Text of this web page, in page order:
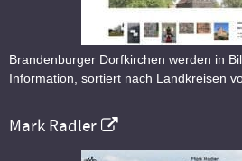
Brandenburger Dorfkirchen werden in
Information, sortiert nach Landkreisen
Mark Radler